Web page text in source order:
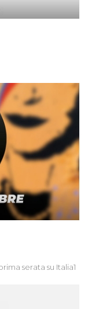
serata su Italia1